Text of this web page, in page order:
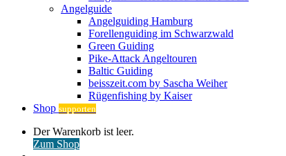
Angelguide
Angelguiding Hamburg
Forellenguiding im Schwarzwald
Green Guiding
Pike-Attack Angeltouren
Baltic Guiding
beisszeit.com by Sascha Weiher
Rügenfishing by Kaiser
Shop supporten
Warenkorb
ansehen
Der Warenkorb ist leer.
Zum Shop